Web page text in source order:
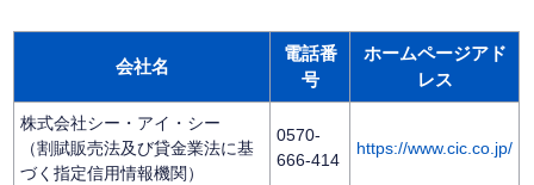
会社名
電話番
号
ホームページアド
レス
株式会社シー・アイ・シー
（割賦販売法及び貸金業法に基
づく指定信用情報機関）
0570-
666-414
https://www.cic.co.jp/